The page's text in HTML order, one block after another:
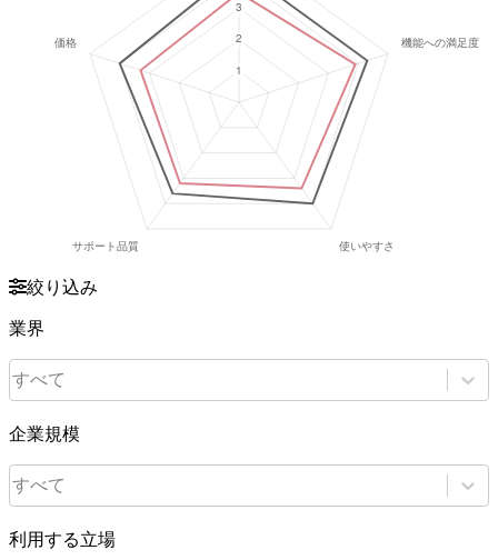
絞り込み
業界
すべて
企業規模
すべて
利用する立場